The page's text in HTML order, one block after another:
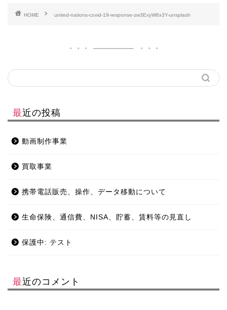
HOME united-nations-covid-19-response-zw3ExyW6x3Y-unsplash
最近の投稿
動画制作事業
買取事業
携帯電話販売、操作、データ移動について
生命保険、通信費、NISA、貯蓄、賃料等の見直し
保護中: テスト
最近のコメント